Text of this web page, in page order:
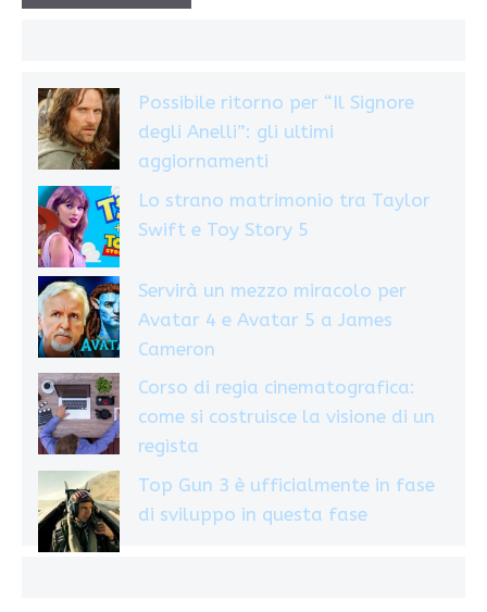
Possibile ritorno per “Il Signore
degli Anelli”: gli ultimi
aggiornamenti
Lo strano matrimonio tra Taylor
Swift e Toy Story 5
Servirà un mezzo miracolo per
Avatar 4 e Avatar 5 a James
Cameron
Corso di regia cinematografica:
come si costruisce la visione di un
regista
Top Gun 3 è ufficialmente in fase
di sviluppo in questa fase